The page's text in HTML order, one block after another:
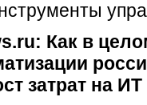
Как в
затрат на